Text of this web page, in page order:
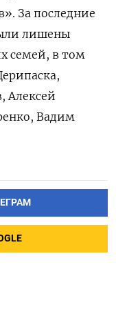
За последние
лишены
семей, в том
Алексей
Вадим